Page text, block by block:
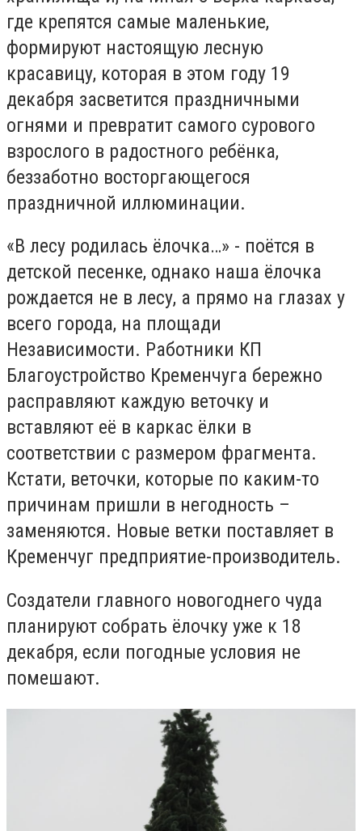
где крепятся самые маленькие,
формируют настоящую лесную
красавицу, которая в этом году 19
декабря засветится праздничными
огнями и превратит самого сурового
взрослого в радостного ребёнка,
беззаботно восторгающегося
праздничной иллюминации.
«В лесу родилась ёлочка…» - поётся в
детской песенке, однако наша ёлочка
рождается не в лесу, а прямо на глазах у
всего города, на площади
Независимости. Работники КП
Благоустройство Кременчуга бережно
расправляют каждую веточку и
вставляют её в каркас ёлки в
соответствии с размером фрагмента.
Кстати, веточки, которые по каким-то
причинам пришли в негодность –
заменяются. Новые ветки поставляет в
Кременчуг предприятие-производитель.
Создатели главного новогоднего чуда
планируют собрать ёлочку уже к 18
декабря, если погодные условия не
помешают.